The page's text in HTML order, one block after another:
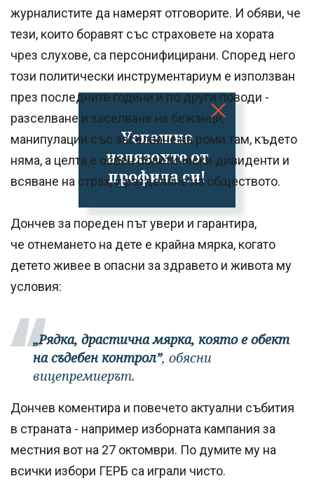
Успешно
излязохте от
профила си!
журналистите да намерят отговорите. И обяви, че
тези, които боравят със страховете на хората
чрез слухове, са персонифицирани. Според него
този политически инструментариум е използван
през последните години и по други поводи -
разселване и заселване на бежанци,
манипулации със заселване на роми там, където
няма, а целта е освен политически дивиденти и
всяване на страх, и разделяне на обществото.
Дончев за пореден път увери и гарантира,
че отнемането на дете е крайна мярка, когато
детето живее в опасни за здравето и живота му
условия:
„Рядка, драстична мярка, която е обект
на съдебен контрол”, обясни
вицепремиерът.
Дончев коментира и повечето актуални събития
в страната - например изборната кампания за
местния вот на 27 октомври. По думите му на
всички избори ГЕРБ са играли чисто.